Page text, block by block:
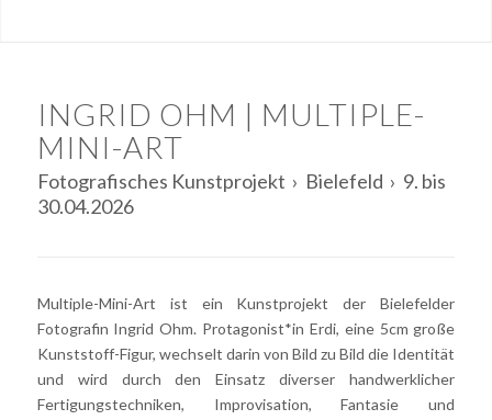
INGRID OHM | MULTIPLE-
MINI-ART
Fotografisches Kunstprojekt › Bielefeld › 9. bis
30.04.2026
Multiple-Mini-Art ist ein Kunstprojekt der Bielefelder
Fotografin Ingrid Ohm. Protagonist*in Erdi, eine 5cm große
Kunststoff-Figur, wechselt darin von Bild zu Bild die Identität
und wird durch den Einsatz diverser handwerklicher
Fertigungstechniken, Improvisation, Fantasie und